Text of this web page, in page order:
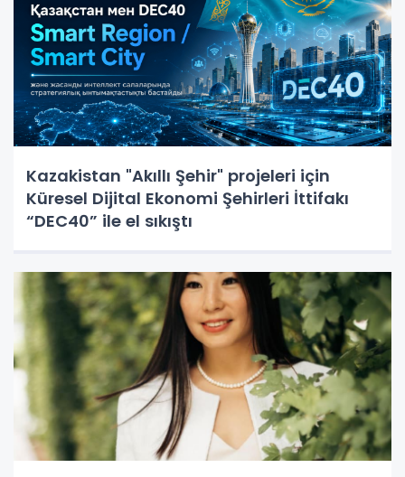
Kazakistan "Akıllı Şehir" projeleri için
Küresel Dijital Ekonomi Şehirleri İttifakı
“DEC40” ile el sıkıştı